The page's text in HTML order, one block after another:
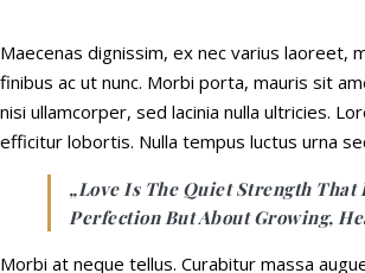
Maecenas dignissim, ex nec varius laoreet,
finibus ac ut nunc. Morbi porta, mauris sit
nisi ullamcorper, sed lacinia nulla ultricies.
efficitur lobortis. Nulla tempus luctus urna
„Love Is The Quiet Strength That
Perfection But About Growing,
Morbi at neque tellus. Curabitur massa